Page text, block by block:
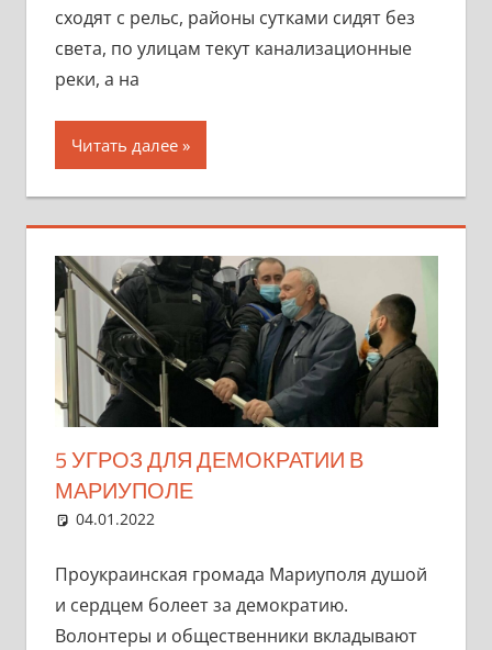
сходят с рельс, районы сутками сидят без
света, по улицам текут канализационные
реки, а на
Читать далее
5 УГРОЗ ДЛЯ ДЕМОКРАТИИ В
МАРИУПОЛЕ
04.01.2022
Проукраинская громада Мариуполя душой
и сердцем болеет за демократию.
Волонтеры и общественники вкладывают